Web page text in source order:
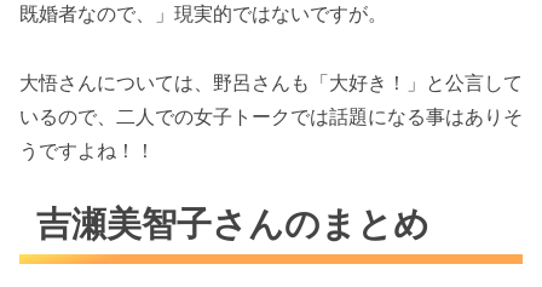
既婚者なので、」現実的ではないですが。
大悟さんについては、野呂さんも「大好き！」と公言して
いるので、二人での女子トークでは話題になる事はありそ
うですよね！！
吉瀬美智子さんのまとめ